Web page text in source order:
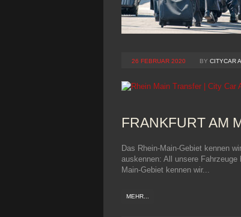
26 FEBRUAR 2020 BY CITYCAR
FRANKFURT AM
Das Rhein-Main-Gebiet kennen
auskennen: All unsere
Main-Gebiet kennen wir...
MEHR...